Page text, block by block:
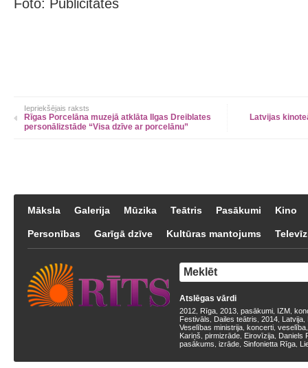
Foto: Publicitātes
Iepriekšējais raksts
Rīgas Porcelāna muzejā atklāta Ilgas Dreiblates
personālizstāde “Visa dzīve ar porcelānu”
Latvijas
Māksla Galerija Mūzika Teātris Pasākumi Kino
Personības Garīgā dzīve Kultūras mantojums
Atslēgas vārdi
2012 Rīga 2013 pasākumi IZM
Festivāls
Dailes teātris 2014 Latvija
Veselības ministrija koncerti veselība
Kariņš pirmizrāde Eirovīzija Daniels
pasākums izrāde Sinfonietta Rīga